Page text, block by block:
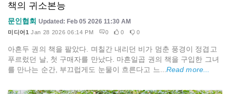
책의 귀소본능
문인협회 Updated: Feb 05 2026 11:30 AM
미디어1 Jan 28 2026 06:14 PM 0 0 0
아흔두 권의 책을 팔았다. 며칠간 내리던 비가 멈춘 풍경이 정겹고
푸르렀던 날, 첫 구매자를 만났다. 마흔일곱 권의 책을 구입한 그녀
를 만나는 순간, 부끄럽게도 눈물이 흐른다고 느... Read more...